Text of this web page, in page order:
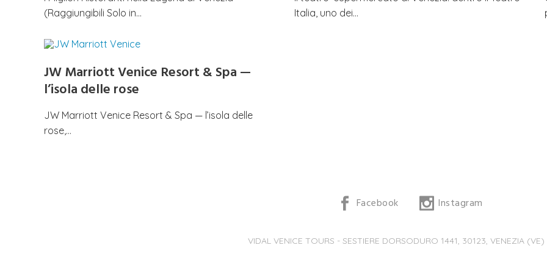
(Raggiungibili Solo in…
Italia, uno dei…
JW Marriott Venice Resort & Spa —
l’isola delle rose
JW Marriott Venice Resort & Spa — l’isola delle
rose,…
Facebook Instagram
VIDAL VENICE TOURS - SESTIERE DORSODURO 1441, 30123, VENEZIA (VE)